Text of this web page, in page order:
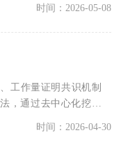
时间：2026-05-08
工作量证明共识机制
，通过去中心化挖矿
时间：2026-04-30